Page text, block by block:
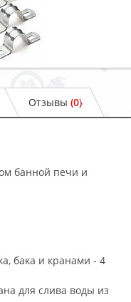
Отзывы (0)
банной печи и
бака и кранами - 4
для слива воды из